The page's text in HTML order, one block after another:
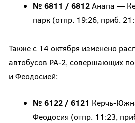
№ 6811 / 6812Анапа —
парк (отпр. 19:26, приб.
Также с 14 октября изменено
автобусов РА-2, совершающих
и Феодосией:
№ 6122 / 6121 Керчь-
Феодосия (отпр. 11:23,